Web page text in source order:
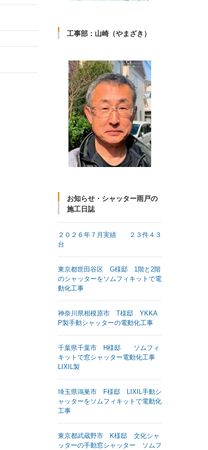
工事部：山崎（やまざき）
お知らせ・シャッター雨戸の
施工日誌
２０２６年７月実績 ２３件４３
台
東京都世田谷区 G様邸 1階と2階
のシャッターをソムフィキットで電
動化工事
神奈川県相模原市 T様邸 YKKA
P製手動シャッターの電動化工事
千葉県千葉市 H様邸 ソムフィ
キットで窓シャッター電動化工事
LIXIL製
埼玉県鴻巣市 F様邸 LIXIL手動シ
ャッターをソムフィキットで電動化
工事
東京都武蔵野市 K様邸 文化シャ
ッターの手動窓シャッター ソムフ